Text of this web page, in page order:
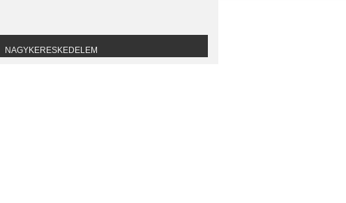
NAGYKERESKEDELEM